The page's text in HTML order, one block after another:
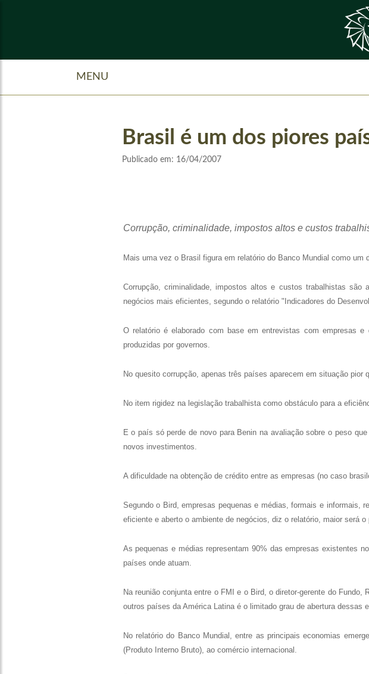
MENU
Brasil é um dos piores
Publicado em: 16/04/2007
Corrupção, criminalidade, impostos altos e custos
Mais uma vez o Brasil figura em relatório do Banco Mundial como
Corrupção, criminalidade, impostos altos e custos trabalhistas
negócios mais eficientes, segundo o relatório "Indicadores do
O relatório é elaborado com base em entrevistas com empresas
produzidas por governos.
No quesito corrupção, apenas três países aparecem em situação pior
No item rigidez na legislação trabalhista como obstáculo para a
E o país só perde de novo para Benin na avaliação sobre o peso
novos investimentos.
A dificuldade na obtenção de crédito entre as empresas (no caso
Segundo o Bird, empresas pequenas e médias, formais e informais,
eficiente e aberto o ambiente de negócios, diz o relatório, maior será
As pequenas e médias representam 90% das empresas existentes
países onde atuam.
Na reunião conjunta entre o FMI e o Bird, o diretor-gerente do
outros países da América Latina é o limitado grau de abertura dessas
No relatório do Banco Mundial, entre as principais economias
(Produto Interno Bruto), ao comércio internacional.